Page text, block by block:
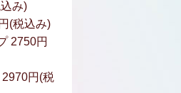
み)
(税込み)
2750円
円(税